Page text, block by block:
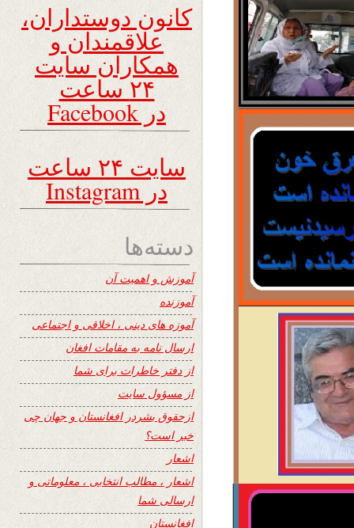
کانون دوستداران،
علاقمندان و
همکاران سایت
۲۴ ساعت
در Facebook
سایت ۲۴ ساعت
در Instagram
دسته‌ها
آموزش و اهمیت آن
آموزنده
آموزه های دینی ، اخلاقی و اجتماعی
ارسال نامه به مقامات افغان
از دفتر خاطرات برای شما
از مسؤول سایت
ازحقوق بشردر افغانستان و جهان چی
خبر است؟
اشعار
اشعار ، مطالب انتخابی ، معلوماتی و
ارسالی شما
افغانستان